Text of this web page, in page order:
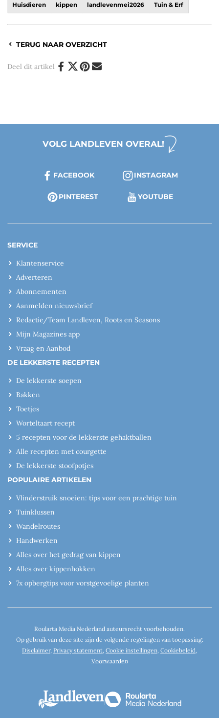
Huisdieren kippen landlevenmei2026 Tuin & Erf
TERUG NAAR OVERZICHT
Deel dit artikel
VOLG LANDLEVEN OVERAL!
FACEBOOK INSTAGRAM
PINTEREST YOUTUBE
SERVICE
Klantenservice
Adverteren
Abonnementen
Aanmelden nieuwsbrief
Redactie/Team Landleven, Roots en Seasons
Mijn Magazines app
Vraag en Aanbod
DE LEKKERSTE RECEPTEN
De lekkerste soepen
Bakken
Toetjes
Worteltaart recept
5 recepten voor de lekkerste gehaktballen
Alle recepten met courgette
De lekkerste stoofpotjes
POPULAIRE ARTIKELEN
Vlinderstruik snoeien: tips voor een prachtige tuin
Tuinklussen
Wandelroutes
Handwerken
Alles over het gedrag van kippen
Alles over kippenhokken
7x opbergtips voor vorstgevoelige planten
Roularta Media Nederland auteursrecht voorbehouden.
Op gebruik van deze site zijn de volgende regelingen van toepassing:
Disclaimer, Privacy statement Cookie instellingen Cookiebeleid
Voorwaarden